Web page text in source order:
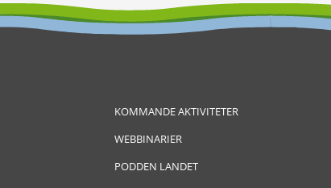
KOMMANDE AKTIVITETER
WEBBINARIER
PODDEN LANDET